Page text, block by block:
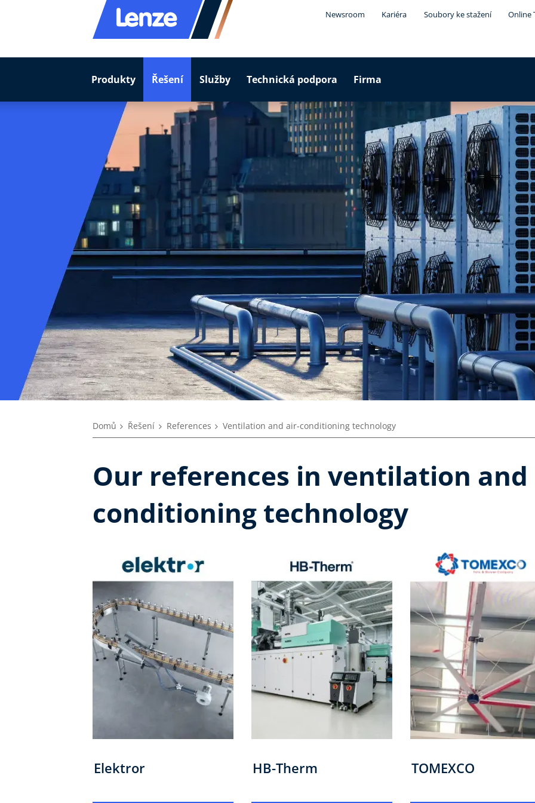
Newsroom Kariéra Soubory ke stažení Online
Produkty Řešení Služby Technická podpora Firma
Domů Řešení References Ventilation and air-conditioning technology
Our references in ventilation and
conditioning technology
Elektror HB-Therm TOMEXCO